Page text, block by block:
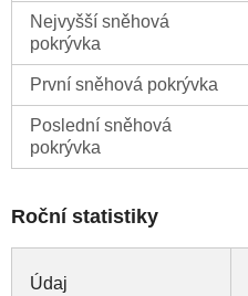
Nejvyšší sněhová
pokrývka
První sněhová pokrývka
Poslední sněhová
pokrývka
Roční statistiky
Údaj